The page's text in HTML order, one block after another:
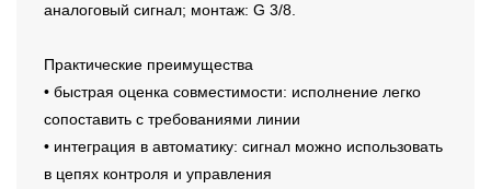
аналоговый сигнал; монтаж: G 3/8.
Практические преимущества
• быстрая оценка совместимости: исполнение легко
сопоставить с требованиями линии
• интеграция в автоматику: сигнал можно использовать
в цепях контроля и управления